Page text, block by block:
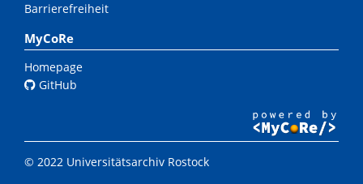
Barrierefreiheit
MyCoRe
Homepage
GitHub
© 2022 Universitätsarchiv Rostock